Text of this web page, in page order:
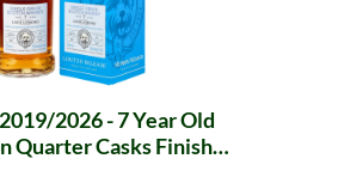
2026 - 7 Year Old
Quarter Casks Finish